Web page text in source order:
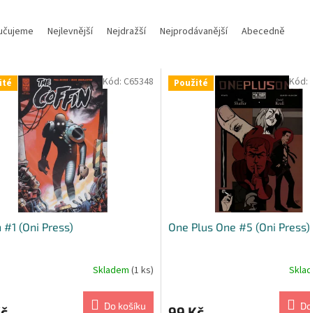
Nejlevnější Nejdražší Nejprodávanější Abecedně
#1 (Oni Press)
Skladem (1 ks)
Do košíku
Kód: C65348 Použité
One Plus One #5 (Oni Press)
Kód: